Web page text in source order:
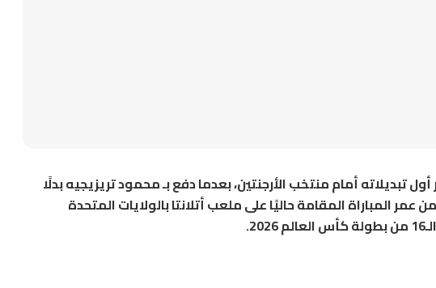
تبديلاته أمام منتخب الأرجنتين، بعدما دفع بـمحمود تريزيجيهبدلًا
في الدقيقة 73 من عمر المباراة المقامة حاليًا على ملعب أتلانتا بالولايات المتحدة